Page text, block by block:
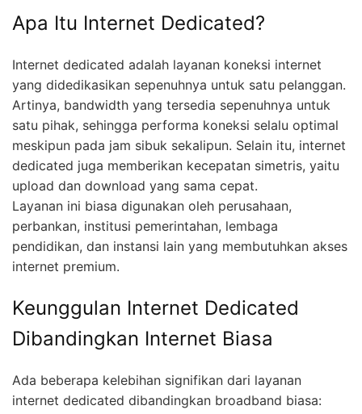
Apa Itu Internet Dedicated?
Internet dedicated adalah layanan koneksi internet
yang didedikasikan sepenuhnya untuk satu pelanggan.
Artinya, bandwidth yang tersedia sepenuhnya untuk
satu pihak, sehingga performa koneksi selalu optimal
meskipun pada jam sibuk sekalipun. Selain itu, internet
dedicated juga memberikan kecepatan simetris, yaitu
upload dan download yang sama cepat.
Layanan ini biasa digunakan oleh perusahaan,
perbankan, institusi pemerintahan, lembaga
pendidikan, dan instansi lain yang membutuhkan akses
internet premium.
Keunggulan Internet Dedicated
Dibandingkan Internet Biasa
Ada beberapa kelebihan signifikan dari layanan
internet dedicated dibandingkan broadband biasa: